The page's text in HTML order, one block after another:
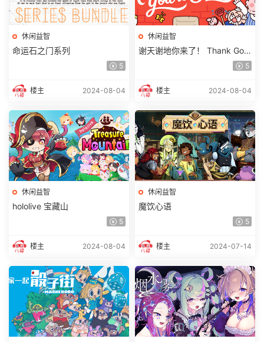
休闲益智
命运石之门系列
5
楼主 2024-08-04
休闲益智
谢天谢地你来了！ Thank Goo
5
楼主 2024-08-04
休闲益智
hololive 宝藏山
5
楼主 2024-08-04
休闲益智
魔饮心语
5
楼主 2024-07-14